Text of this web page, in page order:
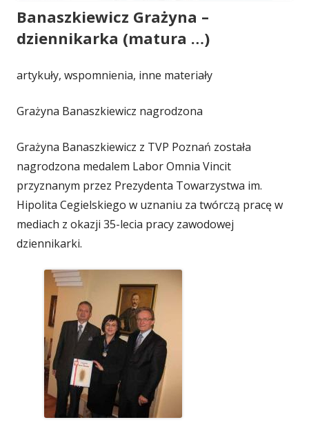
Banaszkiewicz Grażyna –
dziennikarka (matura …)
artykuły, wspomnienia, inne materiały
Grażyna Banaszkiewicz nagrodzona
Grażyna Banaszkiewicz z TVP Poznań została
nagrodzona medalem Labor Omnia Vincit
przyznanym przez Prezydenta Towarzystwa im.
Hipolita Cegielskiego w uznaniu za twórczą pracę w
mediach z okazji 35-lecia pracy zawodowej
dziennikarki.